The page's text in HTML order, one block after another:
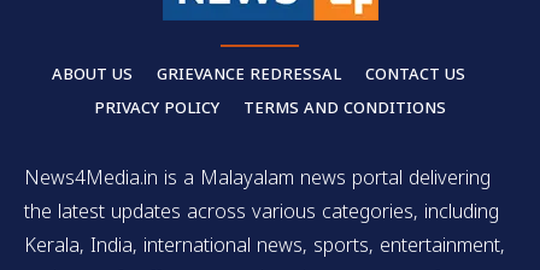
ABOUT US GRIEVANCE REDRESSAL
CONTACT US
PRIVACY POLICY
TERMS AND CONDITIONS
News4Media.in is a Malayalam news portal delivering
the latest updates across various categories, including
Kerala, India, international news, sports, entertainment,